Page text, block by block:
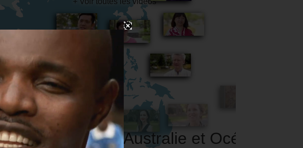
Australie et Océanie